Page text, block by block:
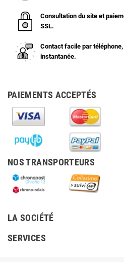
Consultation du site et
SSL.
Contact facile par
instantanée.
PAIEMENTS ACCEPTÉS
NOS TRANSPORTEURS
LA SOCIÉTÉ
SERVICES